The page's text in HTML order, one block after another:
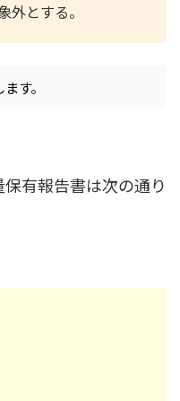
とする。
す。
有報告書は次の通り